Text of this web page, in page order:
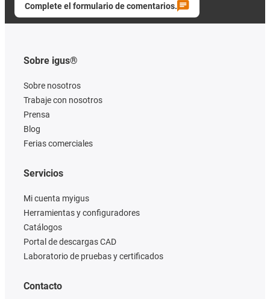
Complete el formulario de comentarios.
Sobre igus®
Sobre nosotros
Trabaje con nosotros
Prensa
Blog
Ferias comerciales
Servicios
Mi cuenta myigus
Herramientas y configuradores
Catálogos
Portal de descargas CAD
Laboratorio de pruebas y certificados
Contacto